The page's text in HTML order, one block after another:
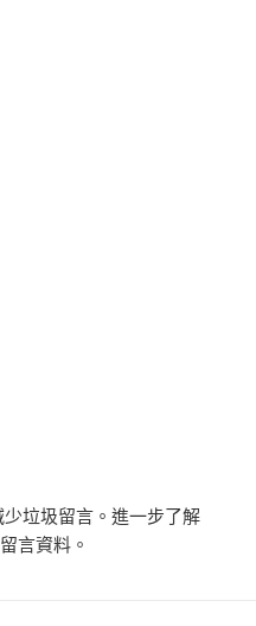
垃圾留言。進一步了解
言資料 。